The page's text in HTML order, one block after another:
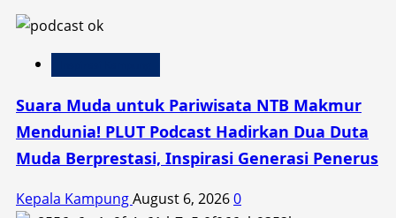
Suara Muda untuk Pariwisata NTB Makmur
Mendunia! PLUT Podcast Hadirkan Dua Duta
Muda Berprestasi, Inspirasi Generasi Penerus
Kepala KampungAugust 6, 20260